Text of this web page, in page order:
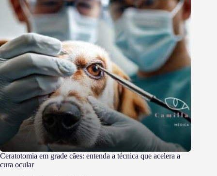
Ceratotomia em grade cães: entenda a técnica que acelera a
cura ocular